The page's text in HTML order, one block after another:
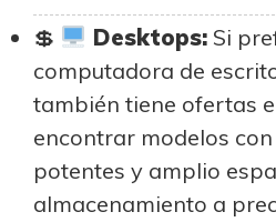
Desktops:Si
computadora de
también tiene ofertas
encontrar modelos
potentes y amplio
almacenamiento a